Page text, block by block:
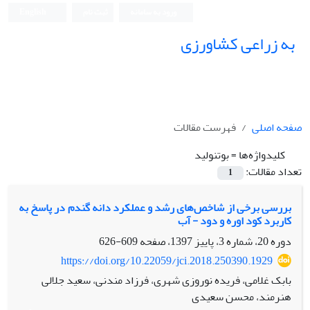
به زراعی کشاورزی
صفحه اصلی
فهرست مقالات
کلیدواژه‌ها =بوتنولید
تعداد مقالات:
1
بررسی برخی از شاخص‌های رشد و عملکرد دانه گندم در پاسخ به
کاربرد کود اوره و دود - آب
دوره 20، شماره 3، پاییز 1397، صفحه
609-626
https://doi.org/10.22059/jci.2018.250390.1929
بابک غلامی، فریده نوروزی شهری، فرزاد مندنی، سعید جلالی
هنرمند، محسن سعیدی